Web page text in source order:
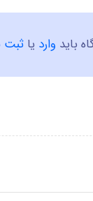
باید وارد یا ثبت